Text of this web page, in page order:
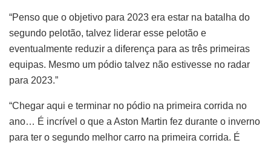
“Penso que o objetivo para 2023 era estar na batalha do
segundo pelotão, talvez liderar esse pelotão e
eventualmente reduzir a diferença para as três primeiras
equipas. Mesmo um pódio talvez não estivesse no radar
para 2023.”
“Chegar aqui e terminar no pódio na primeira corrida no
ano… É incrível o que a Aston Martin fez durante o inverno
para ter o segundo melhor carro na primeira corrida. É